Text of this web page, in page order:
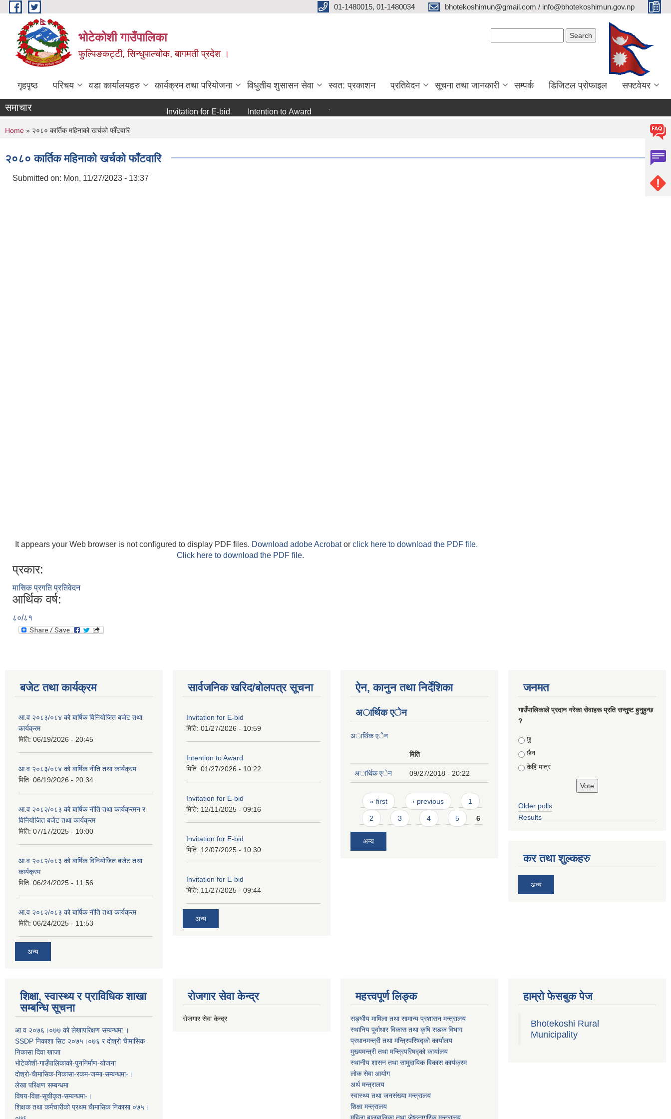
Skip to main content 01-1480015, 01-1480034 bhotekoshimun@gmail.com / info@bhotekoshimun.gov.np
भोटेकोशी गाउँपालिका
फुल्पिङकट्टी, सिन्धुपाल्चोक, बागमती प्रदेश ।
गृहपृष्ठ परिचय वडा कार्यालयहरु कार्यक्रम तथा परियोजना विधुतीय शुसासन सेवा स्वत: प्रकाशन प्रतिवेदन सूचना तथा जानकारी सम्पर्क डिजिटल प्रोफाइल सफ्टवेयर
समाचार Invitation for E-bid Intention to Award जो जस संग सम्बन्धित छ ।
You are here
Home » २०८० कार्तिक महिनाको खर्चको फाँटवारि
२०८० कार्तिक महिनाको खर्चको फाँटवारि
Submitted on: Mon, 11/27/2023 - 13:37
It appears your Web browser is not configured to display PDF files. Download adobe Acrobator click here to download the PDF file.
Click here to download the PDF file.
प्रकार:
मासिक प्रगति प्रतिवेदन
आर्थिक वर्ष:
८०/८१
बजेट तथा कार्यक्रम
आ.व २०८३/०८४ को बार्षिक विनियोजित बजेट तथा
कार्यक्रम
मिति: 06/19/2026 - 20:45
आ.व २०८३/०८४ को बार्षिक नीति तथा कार्यक्रम
मिति: 06/19/2026 - 20:34
आ.व २०८२/०८३ को बार्षिक नीति तथा कार्यक्रमन र
विनियोजित बजेट तथा कार्यक्रम
मिति: 07/17/2025 - 10:00
आ.व २०८२/०८३ को बार्षिक विनियोजित बजेट तथा
कार्यक्रम
मिति: 06/24/2025 - 11:56
आ.व २०८२/०८३ को बार्षिक नीति तथा कार्यक्रम
मिति: 06/24/2025 - 11:53
अन्य
सार्वजनिक खरिद/बोलपत्र सूचना
Invitation for E-bid
मिति: 01/27/2026 - 10:59
Intention to Award
मिति: 01/27/2026 - 10:22
Invitation for E-bid
मिति: 12/11/2025 - 09:16
Invitation for E-bid
मिति: 12/07/2025 - 10:30
Invitation for E-bid
मिति: 11/27/2025 - 09:44
अन्य
ऐन, कानुन तथा निर्देशिका
अार्थिक एेन
अार्थिक एेन
मिति
अार्थिक एेन 09/27/2018 - 20:22
Pages
« first ‹ previous 1
2 3 4 5 6
अन्य
जनमत
गाउँपालिकाले प्रदान गरेका सेवाहरू प्रति सन्तुष्ट हुनुहुन्छ
?
Choices
छु
छैन
केहि मात्र
Older polls
Results
कर तथा शुल्कहरु
अन्य
शिक्षा, स्वास्थ्य र प्राविधिक शाखा
सम्बन्धि सूचना
आ व २०७६।०७७ काे लेखापरिक्षण सम्बन्धमा ।
SSDP निकाशा सिट २०७५।०७६ र दोश्रो चैामासिक
निकासा दिवा खाजा
भोटेकोशी-गाउँपालिकाको-पुननिर्माण-योजना
दोश्रो-चैामासिक-निकासा-रकम-जम्मा-सम्बन्धमा-।
लेखा परिक्षण सम्बन्धमा
विषय-विज्ञ-सूचीकृत-सम्बन्धमा-।
शिक्षक तथा कर्मचारीको प्रथम च‌ैामासिक निकासा ०७५।
रोजगार सेवा केन्द्र
रोजगार सेवा केन्द्र
महत्त्वपूर्ण लिङ्क
सङ्घीय मामिला तथा सामान्य प्रशासन मन्त्रालय
स्थानिय पूर्वाधार विकास तथा कृषि सडक विभाग
प्रधानमन्त्री तथा मन्त्रिपरिषद्को कार्यालय
मुख्यमन्त्री तथा मन्त्रिपरिषद्को कार्यालय
स्थानीय शासन तथा सामुदायिक विकास कार्यक्रम
लोक सेवा आयोग
अर्थ मन्त्रालय
स्वास्थ्य तथा जनस‌ंख्या मन्त्रालय
शिक्षा मन्त्रालय
हाम्रो फेसबुक पेज
Bhotekoshi Rural
Municipality